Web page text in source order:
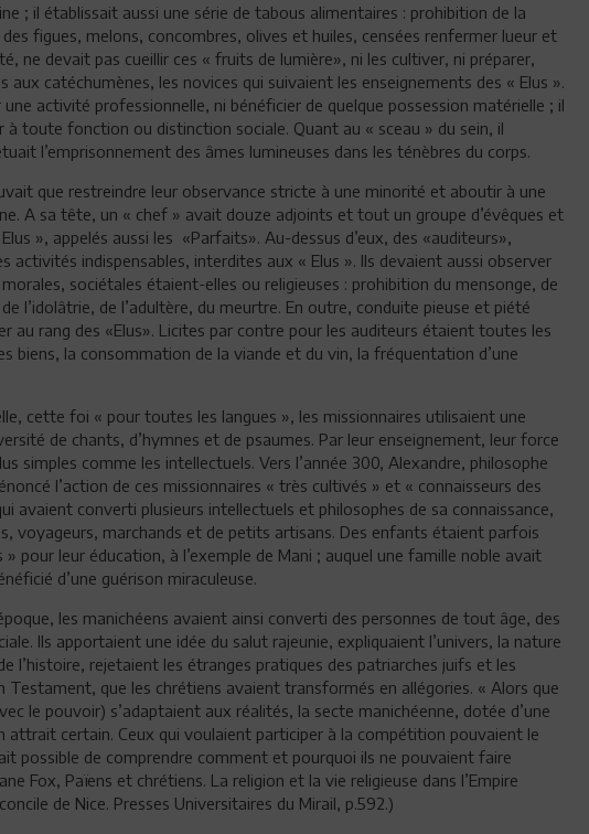
; il établissait aussi une série de tabous alimentaires : prohibition de la
figues, melons, concombres, olives et huiles, censées renfermer lueur et
ne devait pas cueillir ces « fruits de lumière», ni les cultiver, ni préparer,
aux catéchumènes, les novices qui suivaient les enseignements des « Elus ».
activité professionnelle, ni bénéficier de quelque possession matérielle ; il
à toute fonction ou distinction sociale. Quant au « sceau » du sein, il
l’emprisonnement des âmes lumineuses dans les ténèbres du corps.
que restreindre leur observance stricte à une minorité et aboutir à une
A sa tête, un « chef » avait douze adjoints et tout un groupe d’évêques et
», appelés aussi les «Parfaits». Au-dessus d’eux, des «auditeurs»,
activités indispensables, interdites aux « Elus ». Ils devaient aussi observer
sociétales étaient-elles ou religieuses : prohibition du mensonge, de
l’idolâtrie, de l’adultère, du meurtre. En outre, conduite pieuse et piété
au rang des «Elus». Licites par contre pour les auditeurs étaient toutes les
biens, la consommation de la viande et du vin, la fréquentation d’une
cette foi « pour toutes les langues », les missionnaires utilisaient une
de chants, d’hymnes et de psaumes. Par leur enseignement, leur force
simples comme les intellectuels. Vers l’année 300, Alexandre, philosophe
l’action de ces missionnaires « très cultivés » et « connaisseurs des
avaient converti plusieurs intellectuels et philosophes de sa connaissance,
voyageurs, marchands et de petits artisans. Des enfants étaient parfois
pour leur éducation, à l’exemple de Mani ; auquel une famille noble avait
d’une guérison miraculeuse.
les manichéens avaient ainsi converti des personnes de tout âge, des
Ils apportaient une idée du salut rajeunie, expliquaient l’univers, la nature
l’histoire, rejetaient les étranges pratiques des patriarches juifs et les
Testament, que les chrétiens avaient transformés en allégories. « Alors que
le pouvoir) s’adaptaient aux réalités, la secte manichéenne, dotée d’une
attrait certain. Ceux qui voulaient participer à la compétition pouvaient le
possible de comprendre comment et pourquoi ils ne pouvaient faire
Fox, Païens et chrétiens. La religion et la vie religieuse dans l’Empire
de Nice. Presses Universitaires du Mirail, p.592.)